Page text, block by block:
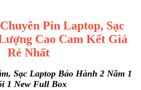
Chuyên Pin Laptop, Sạc
Cao Cam Kết Giá
Rẻ Nhất
Sạc Laptop Bảo Hành 2 Năm 1
1 New Full Box